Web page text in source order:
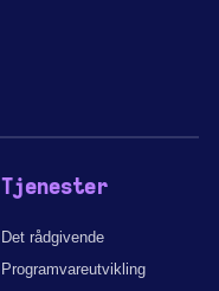
Tjenester
Det rådgivende
Programvareutvikling